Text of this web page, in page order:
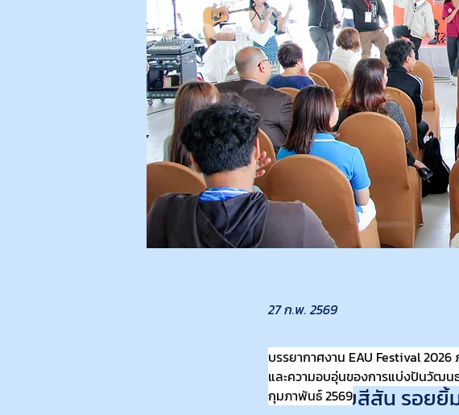
27 ก.พ. 2569
EAU Festival 2026
เต็มไปด้วยสีสัน รอย
บรรยากาศงาน EAU Festival
และความอบอุ่นของการแบ่งปันวัฒน
กุมภาพันธ์ 2569